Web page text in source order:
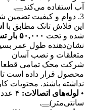
آب استفاده می‌کند
.
3. دوام و کیفیت تضمین شده
این فلاش تانک مطابق با
شده و تحت ۵۰,۰۰۰ بار تست عملکرد موفق
نشان‌دهنده طول عمر
متعلقات و نصب آسان
شرکت محک تمامی قطعات
محصول قرار داده است تا
نداشته باشند. محتویات
• لوله‌های اتصالات:
سانتی‌متر)
.